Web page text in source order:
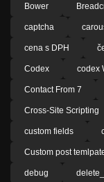
Bower
captcha
cena s DPH
Codex codex
Contact From 7
Cross-Site Scripting
custom fields
Custom post
debug